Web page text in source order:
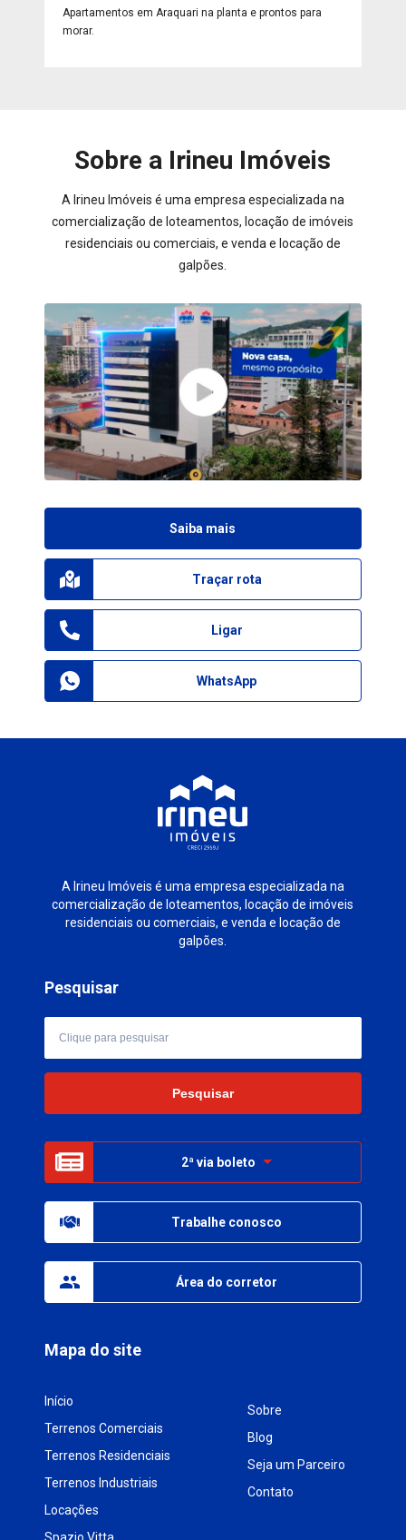
Apartamentos em Araquari na planta e prontos para
morar.
Sobre a Irineu Imóveis
A Irineu Imóveis é uma empresa especializada na
comercialização de loteamentos, locação de imóveis
residenciais ou comerciais, e venda e locação de
galpões.
Saiba mais
Traçar rota
Ligar
WhatsApp
A Irineu Imóveis é uma empresa especializada na
comercialização de loteamentos, locação de imóveis
residenciais ou comerciais, e venda e locação de
galpões.
Mapa do site
Início
Terrenos Comerciais
Terrenos Residenciais
Terrenos Industriais
Locações
Sobre
Blog
Seja um Parceiro
Contato
Pesquisar
2ª via boleto
Trabalhe conosco
Área do corretor